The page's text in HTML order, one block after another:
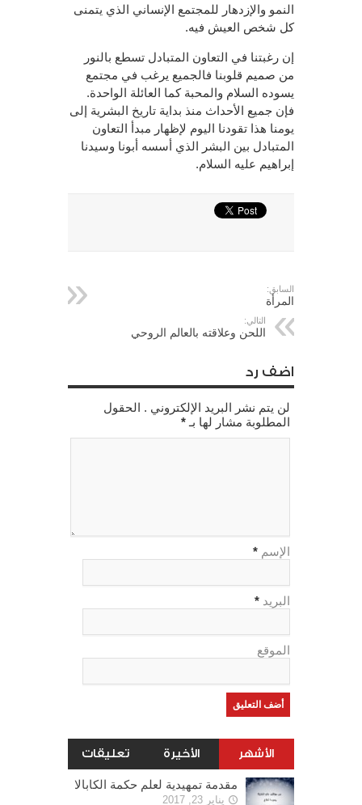
النمو والإزدهار للمجتمع الإنساني الذي يتمنى
كل شخص العيش فيه.
إن رغبتنا في التعاون المتبادل تسطع بالنور
من صميم قلوبنا فالجميع يرغب في مجتمع
يسوده السلام والمحبة كما العائلة الواحدة.
فإن جميع الأحداث منذ بداية تاريخ البشرية إلى
يومنا هذا تقودنا اليوم لإظهار مبدأ التعاون
المتبادل بين البشر الذي أسسه أبونا وسيدنا
إبراهيم عليه السلام.
السابق:
المرأة
التالي:
اللحن وعلاقته بالعالم الروحي
اضف رد
لن يتم نشر البريد الإلكتروني . الحقول
المطلوبة مشار لها بـ*
الإسم *
البريد *
الموقع
الأشهر الأخيرة تعليقات
مقدمة تمهيدية لعلم حكمة الكابالا
يناير 23, 2017